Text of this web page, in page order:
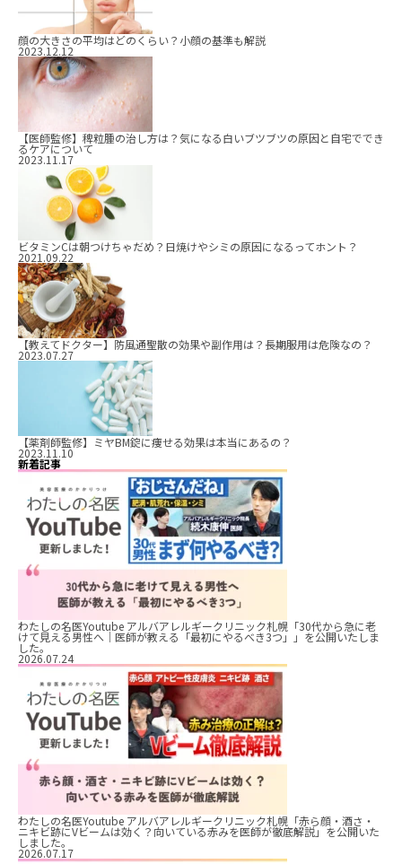
顔の大きさの平均はどのくらい？小顔の基準も解説
2023.12.12
【医師監修】稗粒腫の治し方は？気になる白いブツブツの原因と自宅ででき
るケアについて
2023.11.17
ビタミンCは朝つけちゃだめ？日焼けやシミの原因になるってホント？
2021.09.22
【教えてドクター】防風通聖散の効果や副作用は？長期服用は危険なの？
2023.07.27
【薬剤師監修】ミヤBM錠に痩せる効果は本当にあるの？
2023.11.10
新着記事
わたしの名医Youtube アルバアレルギークリニック札幌「30代から急に老
けて見える男性へ｜医師が教える「最初にやるべき3つ」」を公開いたしま
した。
2026.07.24
わたしの名医Youtube アルバアレルギークリニック札幌「赤ら顔・酒さ・
ニキビ跡にVビームは効く？向いている赤みを医師が徹底解説」を公開いた
しました。
2026.07.17